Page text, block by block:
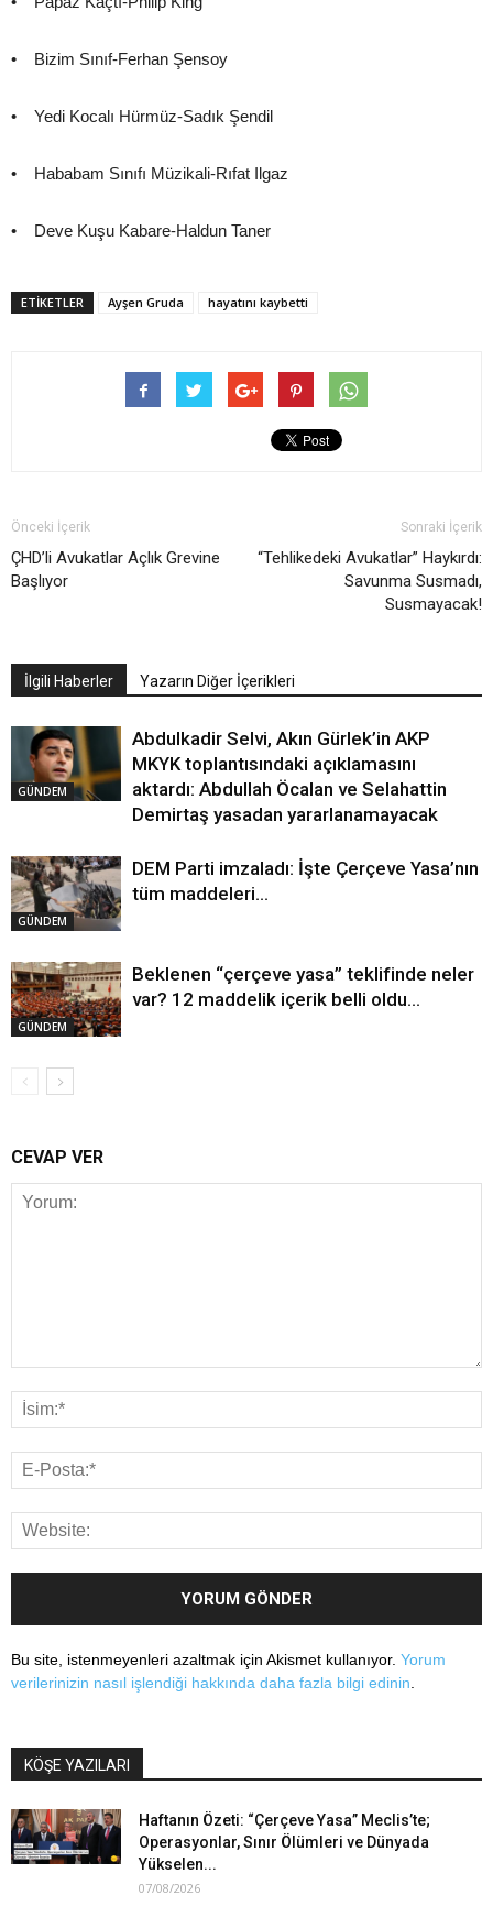
• Bizim Sınıf-Ferhan Şensoy
• Yedi Kocalı Hürmüz-Sadık Şendil
• Hababam Sınıfı Müzikali-Rıfat Ilgaz
• Deve Kuşu Kabare-Haldun Taner
ETIKETLER Ayşen Gruda hayatını kaybetti
Önceki İçerik
ÇHD’li Avukatlar Açlık Grevine
Başlıyor
Sonraki İçerik
“Tehlikedeki Avukatlar” Haykırdı:
Savunma Susmadı,
Susmayacak!
İlgili Haberler Yazarın Diğer İçerikleri
GÜNDEM
Abdulkadir Selvi, Akın Gürlek’in AKP
MKYK toplantısındaki açıklamasını
aktardı: Abdullah Öcalan ve Selahattin
Demirtaş yasadan yararlanamayacak
GÜNDEM
DEM Parti imzaladı: İşte Çerçeve Yasa’nın
tüm maddeleri…
GÜNDEM
Beklenen “çerçeve yasa” teklifinde neler
var? 12 maddelik içerik belli oldu…
CEVAP VER
Bu site, istenmeyenleri azaltmak için Akismet kullanıyor. Yorum
verilerinizin nasıl işlendiği hakkında daha fazla bilgi edinin
KÖŞE YAZILARI
Haftanın Özeti: “Çerçeve Yasa” Meclis’te;
Operasyonlar, Sınır Ölümleri ve Dünyada
Yükselen...
07/08/2026